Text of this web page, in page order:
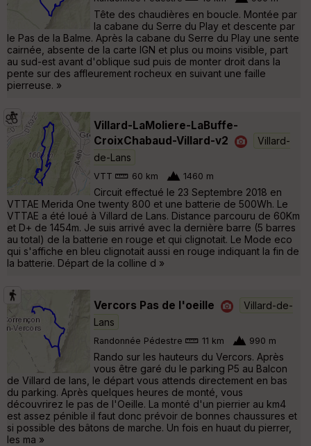
Tête des chaudières en boucle. Montée par
la cabane du Serre du Play et descente par
le Pas de la Balme. Après la cabane du Serre du Play une sente
cairnée, absente de la carte IGN et plus ou moins visible, part
au sud-est avant d'oblique sud puis de monter droit dans la
pente sur des affleurement rocheux en suivant une faille
pierreuse. »
Villard-LaMoliere-LaBuffe-
CroixChabaud-Villard-v2
Villard-
de-Lans
VTT 60 km 1460 m
Circuit effectué le 23 Septembre 2018 en
VTTAE Merida One twenty 800 et une batterie de 500Wh. Le
VTTAE a été loué à Villard de Lans. Distance parcouru de 60Km
et D+ de 1454m. Je suis arrivé avec la dernière barre (5 barres
au total) de la batterie en rouge et qui clignotait. Le Mode eco
qui s'affiche en bleu clignotait aussi en rouge indiquant la fin de
la batterie. Départ de la colline d »
Vercors Pas de l'oeille
Villard-de-
Lans
Randonnée Pédestre 11 km 990 m
Rando sur les hauteurs du Vercors. Après
vous être garé du le parking P5 au Balcon
de Villard de lans, le départ vous attends directement en bas
du parking. Après quelques heures de monté, vous
découvrirez le pas de l'Oeille. La monté d'un pierrier au km4
est assez pénible il faut donc prévoir de bonnes chaussures et
si possible des bâtons de marche. Un fois en huaut du pierrer,
les ma »